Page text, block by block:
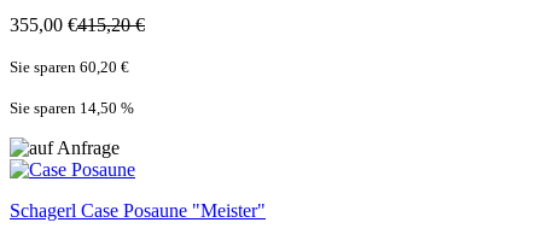
355,00 €415,20 €
Sie sparen 60,20 €
Sie sparen 14,50 %
Schagerl Case Posaune "Meister"